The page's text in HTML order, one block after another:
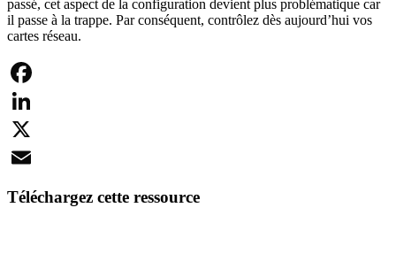
passé, cet aspect de la configuration devient plus problématique car
il passe à la trappe. Par conséquent, contrôlez dès aujourd’hui vos
cartes réseau.
Facebook
LinkedIn
X
Téléchargez cette ressource